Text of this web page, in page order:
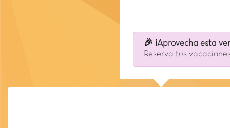
🎉 ¡Aprovecha esta
Reserva tus